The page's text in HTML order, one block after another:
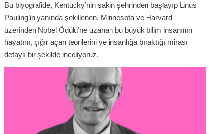
Bu biyografide, Kentucky’nin sakin şehrinden başlayıp Linus
Pauling’in yanında şekillenen, Minnesota ve Harvard
üzerinden Nobel Ödülü’ne uzanan bu büyük bilim insanının
hayatını, çığır açan teorilerini ve insanlığa bıraktığı mirası
detaylı bir şekilde inceliyoruz.